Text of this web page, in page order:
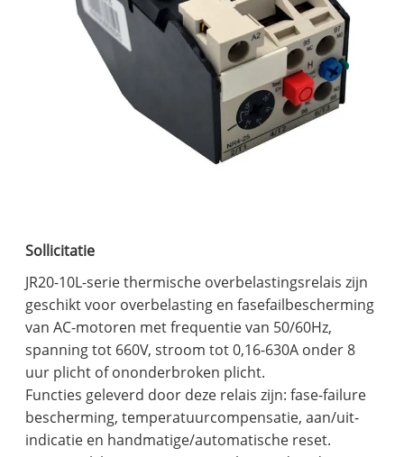
Sollicitatie
JR20-10L-serie thermische overbelastingsrelais zijn
geschikt voor overbelasting en fasefailbescherming
van AC-motoren met frequentie van 50/60Hz,
spanning tot 660V, stroom tot 0,16-630A onder 8
uur plicht of ononderbroken plicht.
Functies geleverd door deze relais zijn: fase-failure
bescherming, temperatuurcompensatie, aan/uit-
indicatie en handmatige/automatische reset.